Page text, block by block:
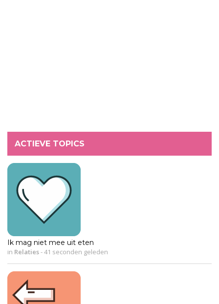
ACTIEVE TOPICS
Ik mag niet mee uit eten
in Relaties-41 seconden geleden